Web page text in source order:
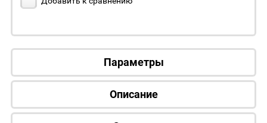
Параметры
Описание